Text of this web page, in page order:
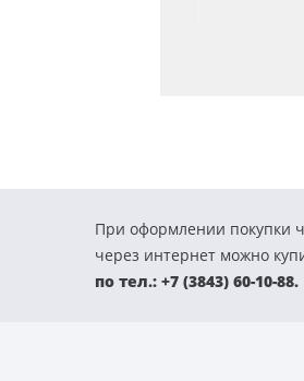
При оформлении покупки
через интернет можно
по тел.: +7 (3843) 60-10-88.